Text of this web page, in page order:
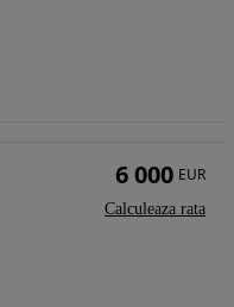
6 000 EUR
Calculeaza rata